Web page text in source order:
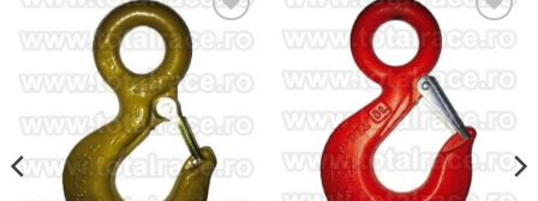
Adauga
wishlist!
wishlist!